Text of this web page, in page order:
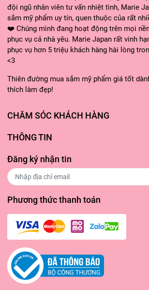
mặt). Với vùng da nhiều dầu và cần
lưỡng như vùng chữ T trán, mũi, cằm
dụng nhiều lotion hơn.
Bước 3: Dùng tay vỗ nhẹ và massage
nên dùng lực vừa phải không quá
tổn thương vùng da nhạy cảm.
sâu vào da. Không cần rửa lại với
Bước 4: Thực hiện các bước dưỡng
đội ngũ nhân viên tư vấn nhiệt tình, Marie
sắm mỹ phẩm uy tín, quen thuộc của rất
❤️ Chúng mình đang hoạt động trên mọi
phục vụ cả nhà yêu. Marie Japan rất vinh
phục vụ hơn 5 triệu khách hàng hài lòng
<3
Thiên đường mua sắm mỹ phẩm giá tốt
thích làm đẹp!
CHĂM SÓC KHÁCH HÀNG
THÔNG TIN
Đăng ký nhận tin
Phương thức thanh toán